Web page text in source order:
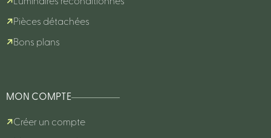
Pièces détachées
Bons plans
MON COMPTE
Créer un compte